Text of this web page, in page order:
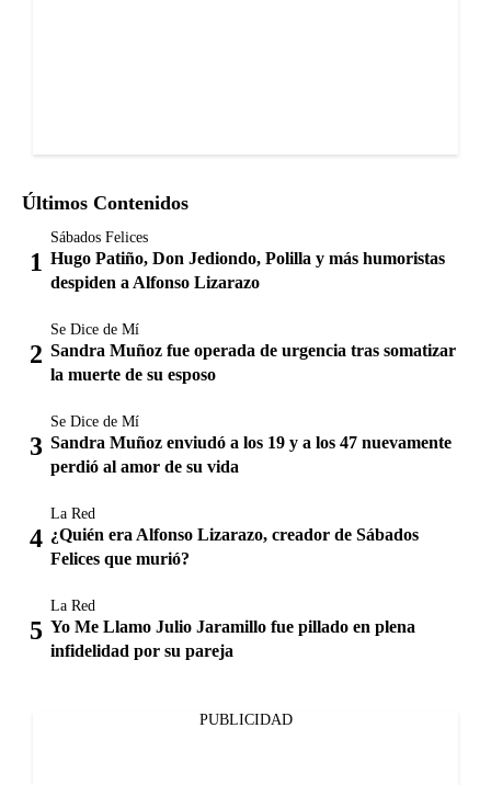
Últimos Contenidos
Sábados Felices
Hugo Patiño, Don Jediondo, Polilla y más humoristas
despiden a Alfonso Lizarazo
Se Dice de Mí
Sandra Muñoz fue operada de urgencia tras somatizar
la muerte de su esposo
Se Dice de Mí
Sandra Muñoz enviudó a los 19 y a los 47 nuevamente
perdió al amor de su vida
La Red
¿Quién era Alfonso Lizarazo, creador de Sábados
Felices que murió?
La Red
Yo Me Llamo Julio Jaramillo fue pillado en plena
infidelidad por su pareja
PUBLICIDAD